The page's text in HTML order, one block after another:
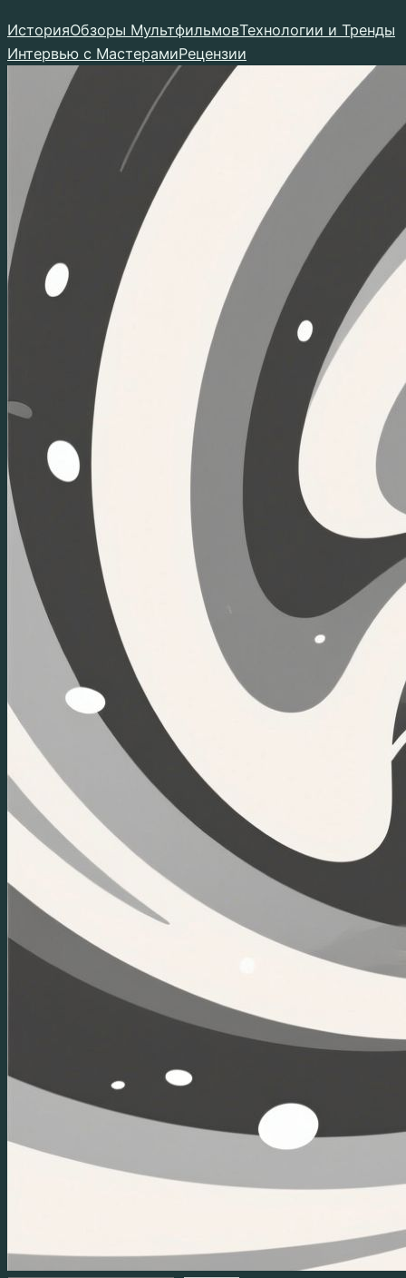
к
содержимому
ИсторияОбзоры МультфильмовТехнологии и Тренды
Интервью с МастерамиРецензии